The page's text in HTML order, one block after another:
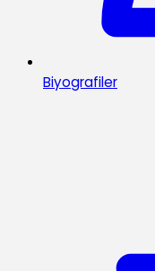
Biyografiler